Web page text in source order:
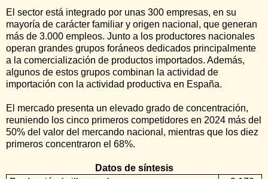
El sector está integrado por unas 300 empresas, en su
mayoría de carácter familiar y origen nacional, que generan
más de 3.000 empleos. Junto a los productores nacionales
operan grandes grupos foráneos dedicados principalmente
a la comercialización de productos importados. Además,
algunos de estos grupos combinan la actividad de
importación con la actividad productiva en España.
El mercado presenta un elevado grado de concentración,
reuniendo los cinco primeros competidores en 2024 más del
50% del valor del mercando nacional, mientras que los diez
primeros concentraron el 68%.
Datos de síntesis